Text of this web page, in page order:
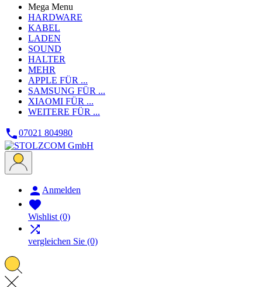
Mega Menu
HARDWARE
KABEL
LADEN
SOUND
HALTER
MEHR
APPLE FÜR ...
SAMSUNG FÜR ...
XIAOMI FÜR ...
WEITERE FÜR ...
07021 804980
 Anmelden

Wishlist (0)

vergleichen Sie (0)